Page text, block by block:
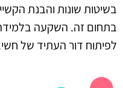
בשיטות שונות והבנת
בתחום זה. השקעה
לפיתוח דור העתיד של